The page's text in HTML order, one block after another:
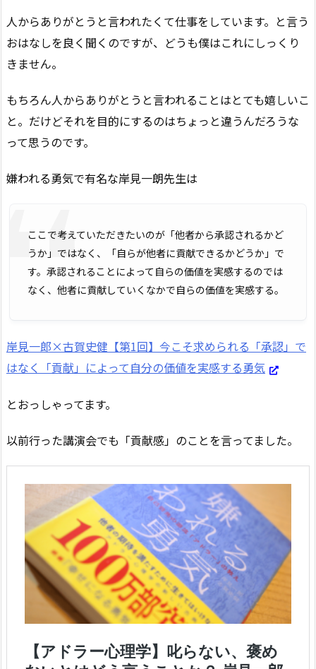
人からありがとうと言われたくて仕事をしています。と言う
おはなしを良く聞くのですが、どうも僕はこれにしっくり
きません。
もちろん人からありがとうと言われることはとても嬉しいこ
と。だけどそれを目的にするのはちょっと違うんだろうな
って思うのです。
嫌われる勇気で有名な岸見一朗先生は
ここで考えていただきたいのが「他者から承認されるかど
うか」ではなく、「自らが他者に貢献できるかどうか」で
す。承認されることによって自らの価値を実感するのでは
なく、他者に貢献していくなかで自らの価値を実感する。
岸見一郎×古賀史健【第1回】今こそ求められる「承認」で
はなく「貢献」によって自分の価値を実感する勇気
とおっしゃってます。
以前行った講演会でも「貢献感」のことを言ってました。